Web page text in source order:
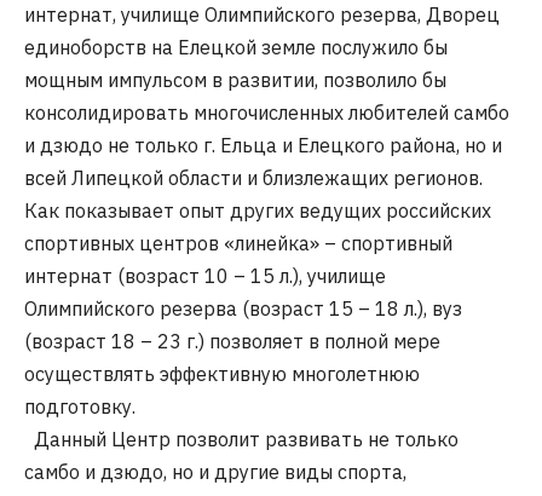
интернат, училище Олимпийского резерва, Дворец
единоборств на Елецкой земле послужило бы
мощным импульсом в развитии, позволило бы
консолидировать многочисленных любителей самбо
и дзюдо не только г. Ельца и Елецкого района, но и
всей Липецкой области и близлежащих регионов.
Как показывает опыт других ведущих российских
спортивных центров «линейка» – спортивный
интернат (возраст 10 – 15 л.), училище
Олимпийского резерва (возраст 15 – 18 л.), вуз
(возраст 18 – 23 г.) позволяет в полной мере
осуществлять эффективную многолетнюю
подготовку.
Данный Центр позволит развивать не только
самбо и дзюдо, но и другие виды спорта,